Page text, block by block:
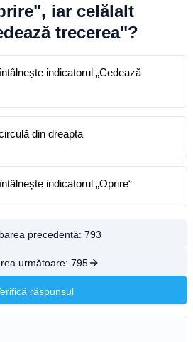
iar celălalt
trecerea"?
indicatorul „Cedează
din dreapta
indicatorul „Oprire“
precedentă: 793
următoare: 795
răspunsul